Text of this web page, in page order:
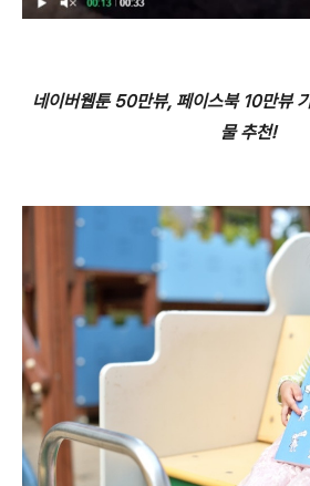
네이버웹툰 50만뷰, 페이스북 10만뷰
물 추천!